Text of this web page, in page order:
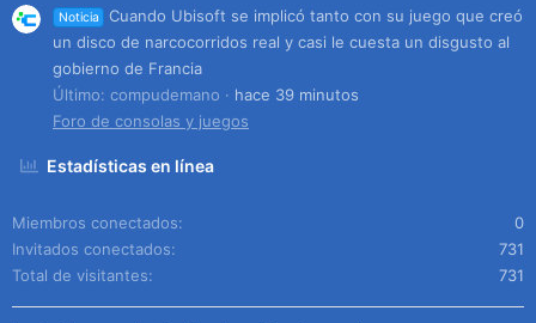
Noticia
Cuando Ubisoft se implicó tanto con su juego que creó
un disco de narcocorridos real y casi le cuesta un disgusto al
gobierno de Francia
Último: compudemano
hace 39 minutos
Foro de consolas y juegos
Estadísticas en línea
Miembros conectados
0
Invitados conectados
731
Total de visitantes
731